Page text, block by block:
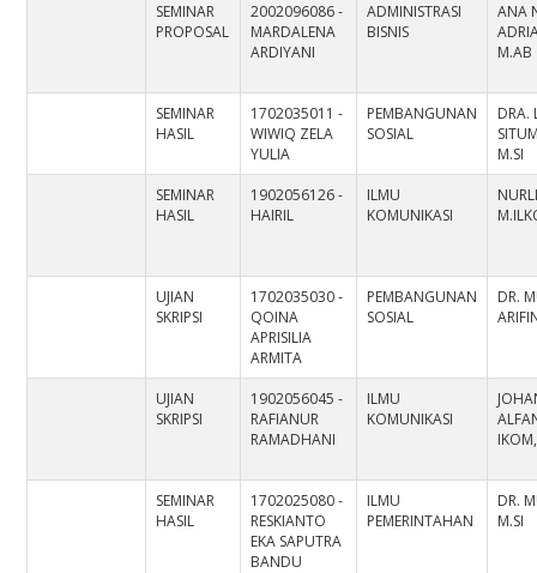
SEMINAR
PROPOSAL
2002096086 -
MARDALENA
ARDIYANI
ADMINISTRASI
BISNIS
ANA
M.AB
SEMINAR
HASIL
1702035011 -
WIWIQ ZELA
YULIA
PEMBANGUNAN
SOSIAL
DRA.
M.SI
SEMINAR
HASIL
1902056126 -
HAIRIL
ILMU
KOMUNIKASI
UJIAN
SKRIPSI
1702035030 -
QOINA
APRISILIA
ARMITA
PEMBANGUNAN
SOSIAL
DR.
UJIAN
SKRIPSI
1902056045 -
RAFIANUR
RAMADHANI
ILMU
KOMUNIKASI
SEMINAR
HASIL
1702025080 -
RESKIANTO
EKA SAPUTRA
BANDU
ILMU
PEMERINTAHAN
DR.
M.SI